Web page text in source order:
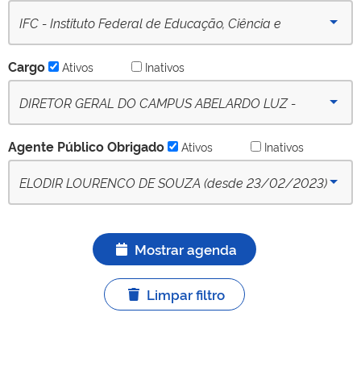
IFC - Instituto Federal de Educação, Ciência e
Cargo Ativos Inativos
DIRETOR GERAL DO CAMPUS ABELARDO LUZ -
Agente Público Obrigado Ativos Inativos
ELODIR LOURENCO DE SOUZA (desde 23/02/2023)
Mostrar agenda
Limpar filtro